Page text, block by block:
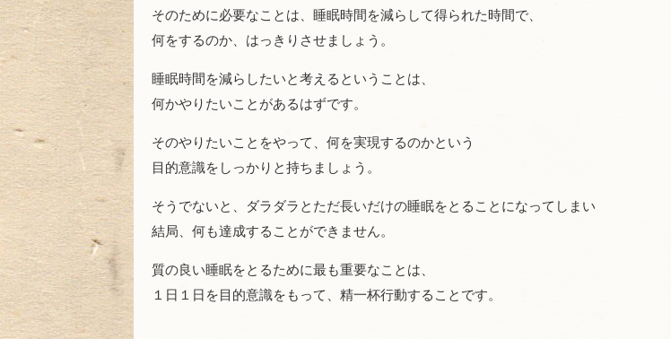
そのために必要なことは、睡眠時間を減らして得られた時間で、
何をするのか、はっきりさせましょう。
睡眠時間を減らしたいと考えるということは、
何かやりたいことがあるはずです。
そのやりたいことをやって、何を実現するのかという
目的意識をしっかりと持ちましょう。
そうでないと、ダラダラとただ長いだけの睡眠をとることになってしまい
結局、何も達成することができません。
質の良い睡眠をとるために最も重要なことは、
１日１日を目的意識をもって、精一杯行動することです。